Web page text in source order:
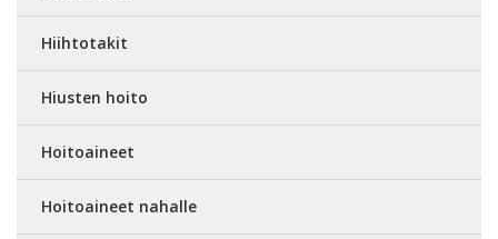
Hiihtotakit
Hiusten hoito
Hoitoaineet
Hoitoaineet nahalle